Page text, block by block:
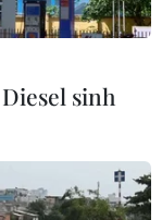
sinh